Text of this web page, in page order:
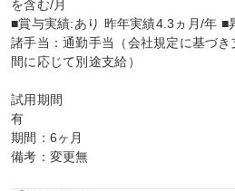
を含む/月
■賞与実績:あり 昨年実績4.3ヵ月/年 ■
諸手当：通勤手当（会社規定に基づ
間に応じて別途支給）
試用期間
有
期間：6ヶ月
備考：変更無